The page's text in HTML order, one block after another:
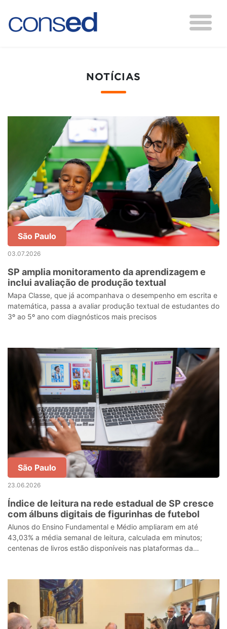
NOTÍCIAS
São Paulo
03.07.2026
SP amplia monitoramento da aprendizagem e
inclui avaliação de produção textual
Mapa Classe, que já acompanhava o desempenho em escrita e
matemática, passa a avaliar produção textual de estudantes do
3º ao 5º ano com diagnósticos mais precisos
São Paulo
23.06.2026
Índice de leitura na rede estadual de SP cresce
com álbuns digitais de figurinhas de futebol
Alunos do Ensino Fundamental e Médio ampliaram em até
43,03% a média semanal de leitura, calculada em minutos;
centenas de livros estão disponíveis nas plataformas da